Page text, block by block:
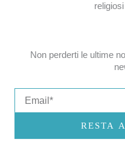
Non perderti le ultime
RESTA